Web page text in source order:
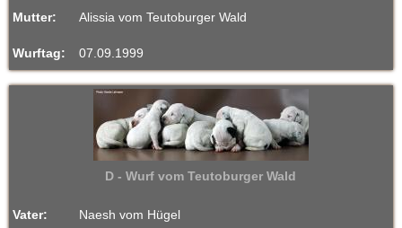
Mutter: Alissia vom Teutoburger Wald
Wurftag: 07.09.1999
D - Wurf vom Teutoburger Wald
Vater: Naesh vom Hügel